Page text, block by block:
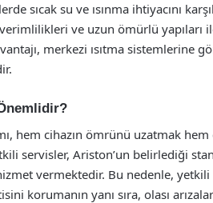
sıcak su ve ısınma ihtiyacını
ve uzun ömürlü yapıları
merkezi ısıtma sistemlerine
hem cihazın ömrünü uzatmak
servisler, Ariston’un belirlediği
vermektedir. Bu nedenle, yetkili
korumanın yanı sıra, olası